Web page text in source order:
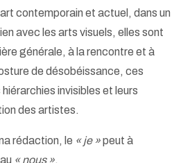
contemporain et actuel, dans un
avec les arts visuels, elles sont
générale, à la rencontre et à
de désobéissance, ces
invisibles et leurs
des artistes.
rédaction, le « je »peut à
« nous ».